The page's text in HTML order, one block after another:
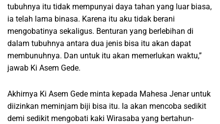
tubuhnya itu tidak mempunyai daya tahan yang luar biasa,
ia telah lama binasa. Karena itu aku tidak berani
mengobatinya sekaligus. Benturan yang berlebihan di
dalam tubuhnya antara dua jenis bisa itu akan dapat
membunuhnya. Dan untuk itu akan memerlukan waktu,”
jawab Ki Asem Gede.
Akhirnya Ki Asem Gede minta kepada Mahesa Jenar untuk
diizinkan meminjam biji bisa itu. Ia akan mencoba sedikit
demi sedikit mengobati kaki Wirasaba yang bertahun-